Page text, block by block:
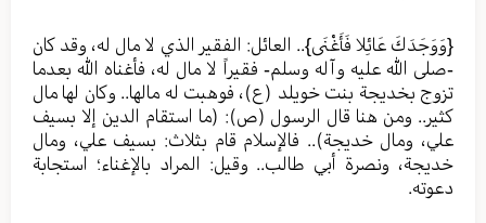
{وَوَجَدَكَ عَائِلا فَأَغْنَى}.. العائل: الفقير الذي لا مال له، وقد كان
-صلى الله عليه وآله وسلم- فقيراً لا مال له، فأغناه الله بعدما
تزوج بخديجة بنت خويلد (ع)، فوهبت له مالها.. وكان لها مال
كثير.. ومن هنا قال الرسول (ص): (ما استقام الدين إلا بسيف
علي، ومال خديجة).. فالإسلام قام بثلاث: بسيف علي، ومال
خديجة، ونصرة أبي طالب.. وقيل: المراد بالإغناء؛ استجابة
دعوته.